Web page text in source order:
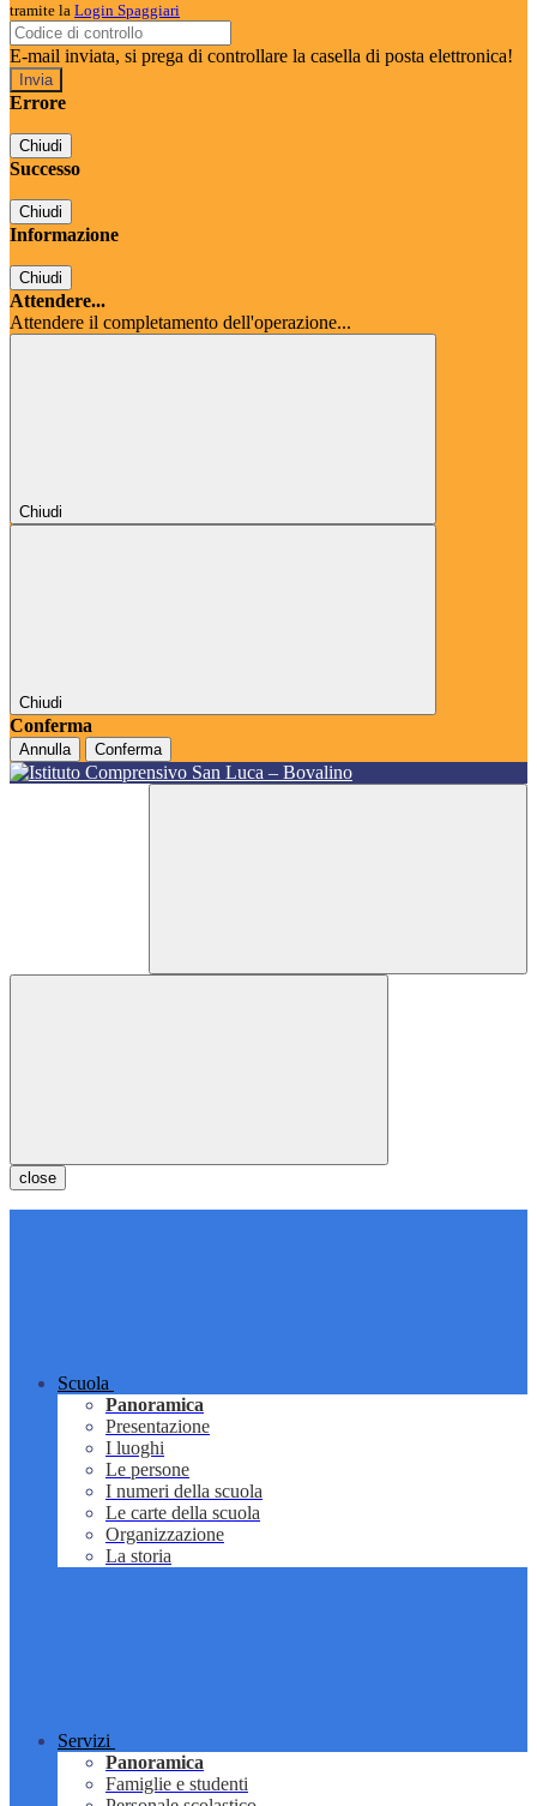
tramite la Login Spaggiari
E-mail inviata, si prega di controllare la casella di posta elettronica!
Errore
Chiudi
Successo
Chiudi
Informazione
Chiudi
Attendere...
Attendere il completamento dell'operazione...
Chiudi
Chiudi
Conferma
Annulla Conferma
close
Scuola
Panoramica
Presentazione
I luoghi
Le persone
I numeri della scuola
Le carte della scuola
Organizzazione
La storia
Servizi
Panoramica
Famiglie e studenti